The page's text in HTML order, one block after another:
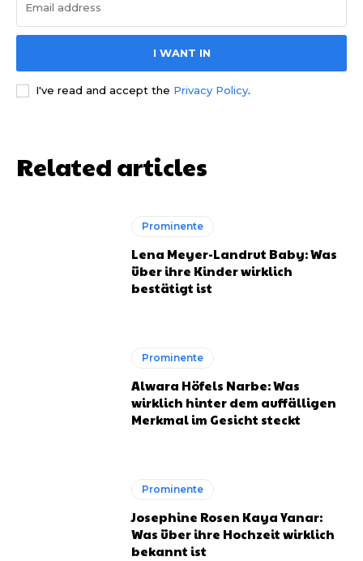
I WANT IN
I've read and accept the Privacy Policy.
Related articles
Prominente
Lena Meyer-Landrut Baby: Was
über ihre Kinder wirklich
bestätigt ist
Prominente
Alwara Höfels Narbe: Was
wirklich hinter dem auffälligen
Merkmal im Gesicht steckt
Prominente
Josephine Rosen Kaya Yanar:
Was über ihre Hochzeit wirklich
bekannt ist